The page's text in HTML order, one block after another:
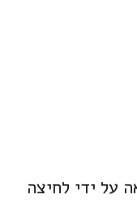
על ידי לחיצה